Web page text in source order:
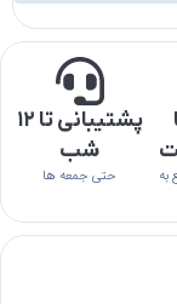
به
پشتیبانی تا ۱۲
شب
حتی جمعه ها